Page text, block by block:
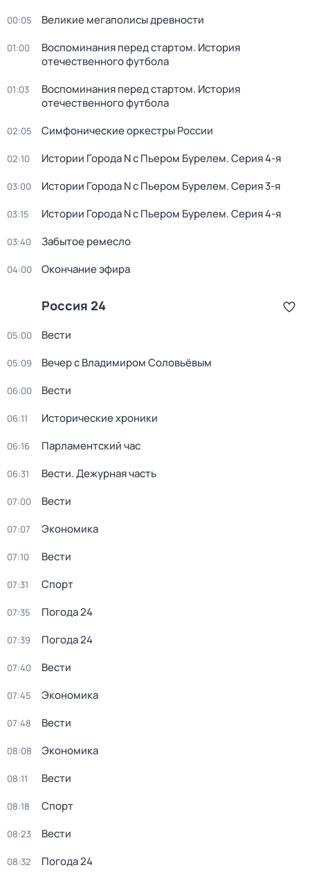
00:05 Великие мегаполисы древности
01:00
Воспоминания перед стартом. История
отечественного футбола
01:03
Воспоминания перед стартом. История
отечественного футбола
02:05 Симфонические оркестры России
02:10 Истории Города N с Пьером Бурелем. Серия 4-я
03:00 Истории Города N с Пьером Бурелем. Серия 3-я
03:15 Истории Города N с Пьером Бурелем. Серия 4-я
03:40 Забытое ремесло
04:00 Окончание эфира
Россия 24
05:00 Вести
05:09 Вечер с Владимиром Соловьёвым
06:00 Вести
06:11 Исторические хроники
06:16 Парламентский час
06:31 Вести. Дежурная часть
07:00 Вести
07:07 Экономика
07:10 Вести
07:31 Спорт
07:35 Погода 24
07:39 Погода 24
07:40 Вести
07:45 Экономика
07:48 Вести
08:08 Экономика
08:11 Вести
08:18 Спорт
08:23 Вести
08:32 Погода 24